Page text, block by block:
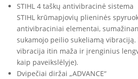
STIHL 4 taškų antivibracinė sistema
STIHL krūmapjovių plieninės
antivibraciniai elementai,
sukamojo peilio sukeliamą
vibracija itin maža ir įrenginius
kaip paveikslėlyje).
Dvipečiai diržai „ADVANCE“